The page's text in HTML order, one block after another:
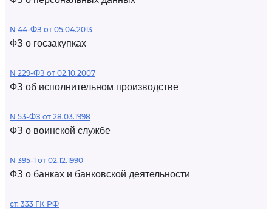
N 44-ФЗ от 05.04.2013
ФЗ о госзакупках
N 229-ФЗ от 02.10.2007
ФЗ об исполнительном производстве
N 53-ФЗ от 28.03.1998
ФЗ о воинской службе
N 395-1 от 02.12.1990
ФЗ о банках и банковской деятельности
ст. 333 ГК РФ